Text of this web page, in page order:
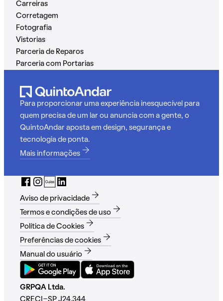
Carreiras
Corretagem
Fotografia
Vistorias
Parceria de Reparos
Parceria com Portarias
Para proporcionar uma experiência inesquecível para
quem precisa de um lar ou anuncia com a gente, o
QuintoAndar aposta em design, segurança e
tecnologia de ponta.
Mais informações
Aviso de privacidade
Termos e condições de uso
Política de Cookies
Preferências de cookies
Manual do usuário
GRPQA Ltda.